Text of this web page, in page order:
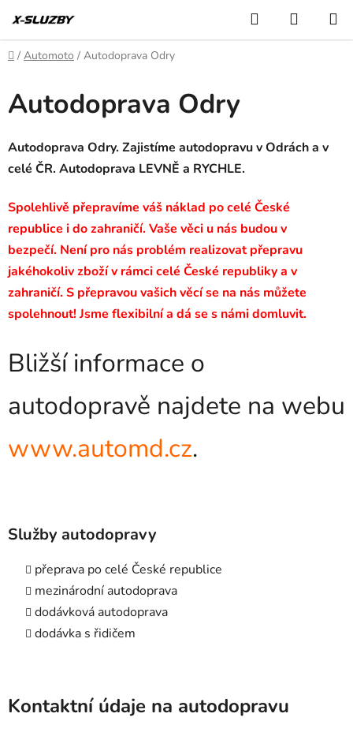
na
obsah
Hledat
KOŠÍK
Domů
/ Automoto / Autodoprava Odry
Autodoprava Odry
Autodoprava Odry. Zajistíme autodopravu v Odrách a v
celé ČR. Autodoprava LEVNĚ a RYCHLE.
Spolehlivě přepravíme váš náklad po celé České
republice i do zahraničí. Vaše věci u nás budou v
bezpečí. Není pro nás problém realizovat přepravu
jakéhokoliv zboží v rámci celé České republiky a v
zahraničí. S přepravou vašich věcí se na nás můžete
spolehnout! Jsme flexibilní a dá se s námi domluvit.
Bližší informace o
autodopravě najdete na webu
www.automd.cz.
Služby autodopravy
přeprava po celé České republice
mezinárodní autodoprava
dodávková autodoprava
dodávka s řidičem
Kontaktní údaje na autodopravu